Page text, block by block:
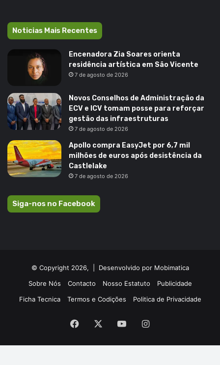
Noticias Mais Recentes
Encenadora Zia Soares orienta
residência artística em São Vicente
7 de agosto de 2026
Novos Conselhos de Administração da
ECV e ICV tomam posse para reforçar
gestão das infraestruturas
7 de agosto de 2026
Apollo compra EasyJet por 6,7 mil
milhões de euros após desistência da
Castlelake
7 de agosto de 2026
Siga-nos no Facebook
© Copyright 2026, | Desenvolvido por Mobimatica
Sobre Nós
Contacto Nosso Estatuto
Publicidade
Ficha Tecnica
Termos e Codições Politica de Privacidade
Facebook YouTubeInstagram